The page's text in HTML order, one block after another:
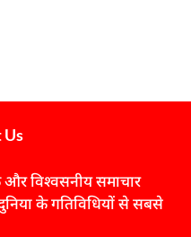
Us
और विश्वसनीय समाचार
के गतिविधियों से सबसे